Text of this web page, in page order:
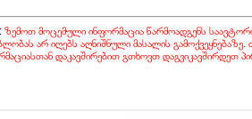
ზემოთ მოცემული ინფორმაცია წარმოადგენს
არ იღებს აღნიშნული მასალის
დაკავშირებით გთხოვთ დაგვიკავშირდეთ